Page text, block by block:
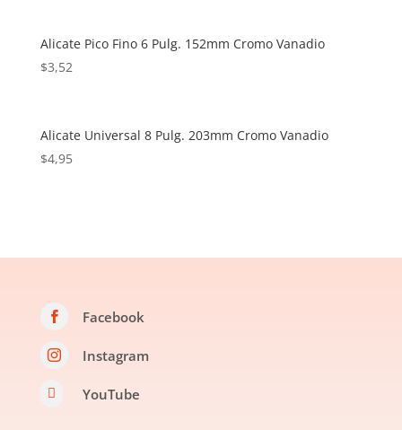
Alicate Pico Fino 6 Pulg. 152mm Cromo Vanadio
$3,52
Alicate Universal 8 Pulg. 203mm Cromo Vanadio
$4,95
 Facebook
 Instagram
 YouTube